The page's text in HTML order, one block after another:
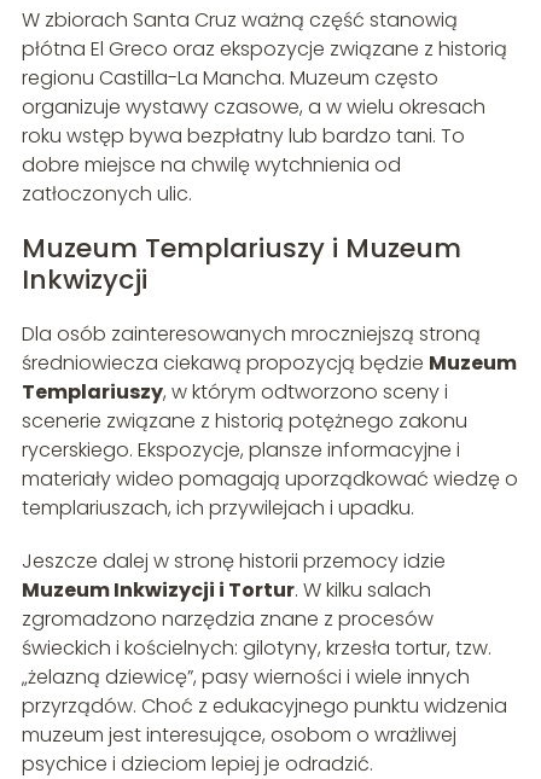
W zbiorach Santa Cruz ważną część stanowią
płótna El Greco oraz ekspozycje związane z historią
regionu Castilla-La Mancha. Muzeum często
organizuje wystawy czasowe, a w wielu okresach
roku wstęp bywa bezpłatny lub bardzo tani. To
dobre miejsce na chwilę wytchnienia od
zatłoczonych ulic.
Muzeum Templariuszy i Muzeum
Inkwizycji
Dla osób zainteresowanych mroczniejszą stroną
średniowiecza ciekawą propozycją będzie Muzeum
Templariuszy, w którym odtworzono sceny i
scenerie związane z historią potężnego zakonu
rycerskiego. Ekspozycje, plansze informacyjne i
materiały wideo pomagają uporządkować wiedzę o
templariuszach, ich przywilejach i upadku.
Jeszcze dalej w stronę historii przemocy idzie
Muzeum Inkwizycji i Tortur. W kilku salach
zgromadzono narzędzia znane z procesów
świeckich i kościelnych: gilotyny, krzesła tortur, tzw.
„żelazną dziewicę”, pasy wierności i wiele innych
przyrządów. Choć z edukacyjnego punktu widzenia
muzeum jest interesujące, osobom o wrażliwej
psychice i dzieciom lepiej je odradzić.